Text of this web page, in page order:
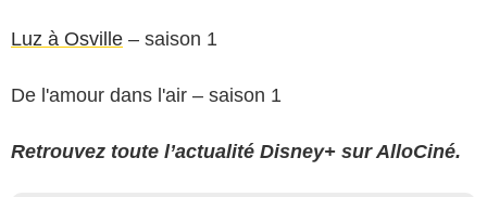
Luz à Osville – saison 1
De l'amour dans l'air – saison 1
Retrouvez toute l’actualité Disney+ sur AlloCiné.